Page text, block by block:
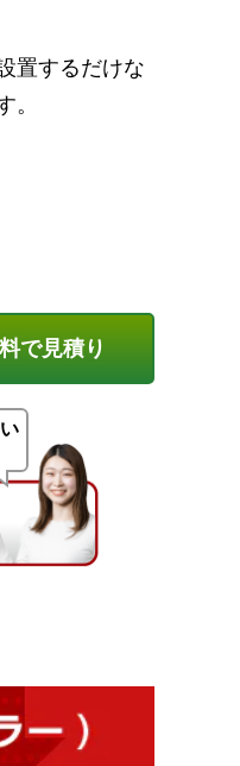
置するだけな
で見積り